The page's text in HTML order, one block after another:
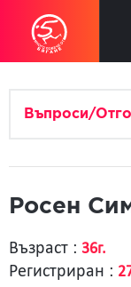
Въпроси/
Росен
Възраст : 36г.
Регистриран :